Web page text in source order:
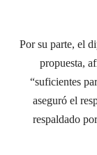
Por su parte, el
propuesta,
“suficientes
aseguró el
respaldado